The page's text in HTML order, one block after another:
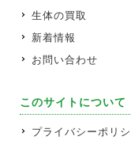
生体の買取
新着情報
お問い合わせ
このサイトについて
プライバシーポリ